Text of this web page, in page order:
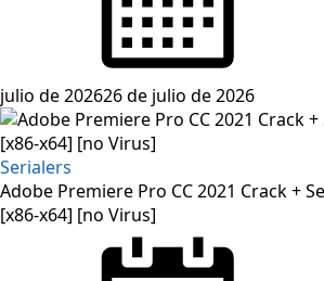
julio de 202626 de julio de 2026
Serialers
Adobe Premiere Pro CC 2021 Crack +
[x86-x64] [no Virus]